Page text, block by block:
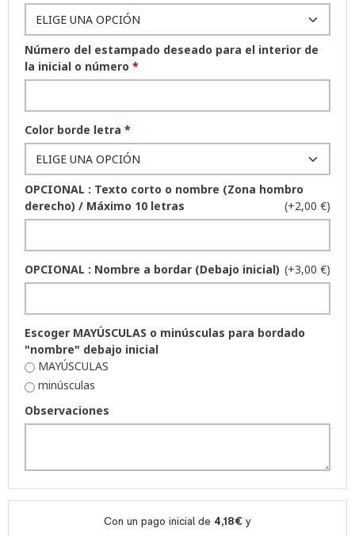
Número del estampado deseado para el interior de
la inicial o número *
Color borde letra *
OPCIONAL : Texto corto o nombre (Zona hombro
derecho) / Máximo 10 letras
(+2,00 €)
OPCIONAL : Nombre a bordar (Debajo inicial) (+3,00 €)
Escoger MAYÚSCULAS o minúsculas para bordado
"nombre" debajo inicial
MAYÚSCULAS
minúsculas
Observaciones